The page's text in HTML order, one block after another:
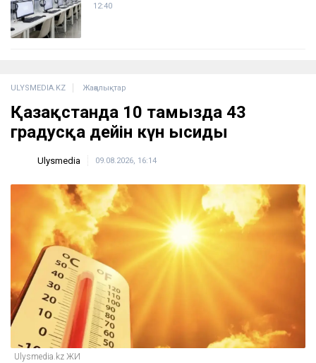
12:40
ULYSMEDIA.KZ Жаңалықтар
Қазақстанда 10 тамызда 43
градусқа дейін күн ысиды
Ulysmedia 09.08.2026, 16:14
Ulysmedia.kz ЖИ